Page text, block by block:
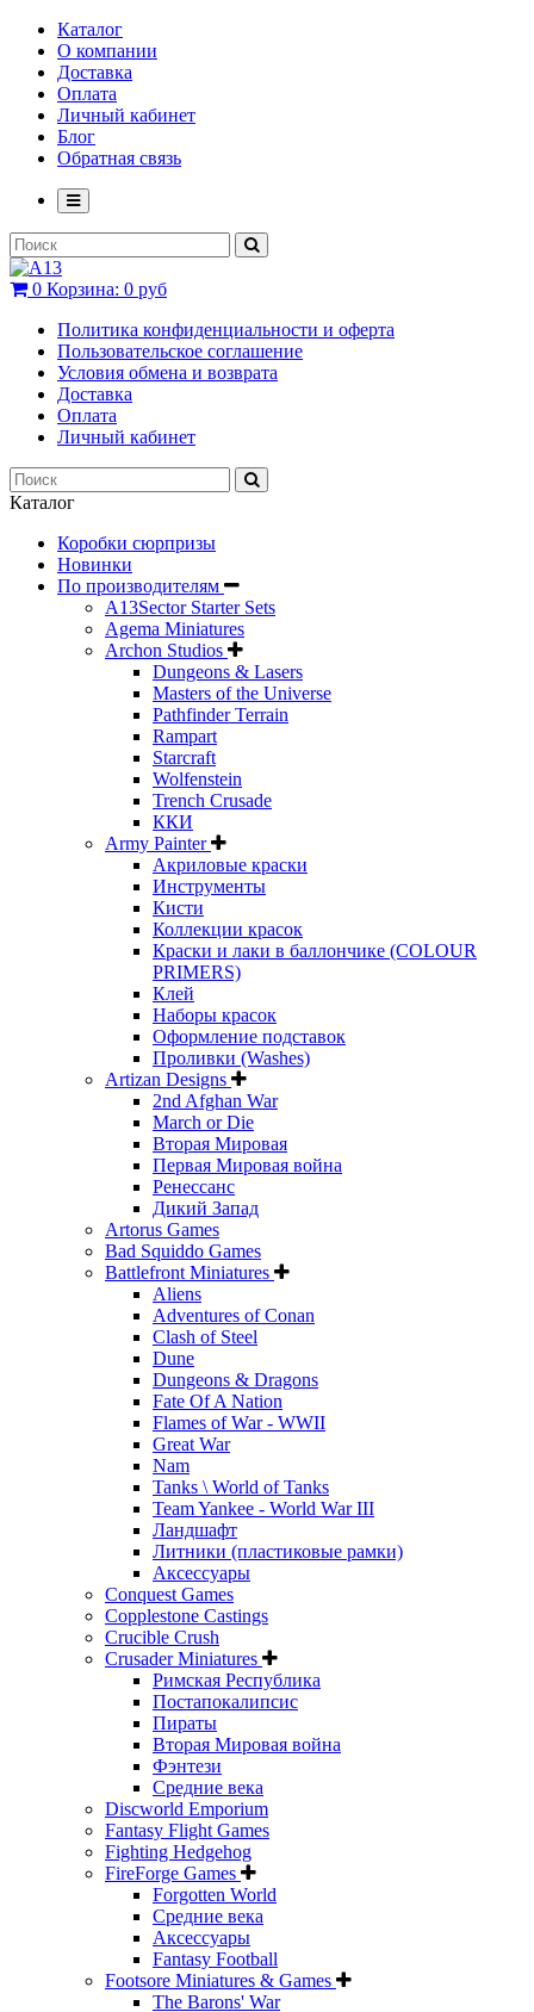
Каталог
О компании
Доставка
Оплата
Личный кабинет
Блог
Обратная связь
0 Корзина: 0 руб
Политика конфиденциальности и оферта
Пользовательское соглашение
Условия обмена и возврата
Доставка
Оплата
Личный кабинет
Каталог
Коробки сюрпризы
Новинки
По производителям
A13Sector Starter Sets
Agema Miniatures
Archon Studios
Dungeons & Lasers
Masters of the Universe
Pathfinder Terrain
Rampart
Starcraft
Wolfenstein
Trench Crusade
ККИ
Army Painter
Акриловые краски
Инструменты
Кисти
Коллекции красок
Краски и лаки в баллончике (COLOUR
PRIMERS)
Клей
Наборы красок
Оформление подставок
Проливки (Washes)
Artizan Designs
2nd Afghan War
March or Die
Вторая Мировая
Первая Мировая война
Ренессанс
Дикий Запад
Artorus Games
Bad Squiddo Games
Battlefront Miniatures
Aliens
Adventures of Conan
Clash of Steel
Dune
Dungeons & Dragons
Fate Of A Nation
Flames of War - WWII
Great War
Nam
Tanks \ World of Tanks
Team Yankee - World War III
Ландшафт
Литники (пластиковые рамки)
Аксессуары
Conquest Games
Copplestone Castings
Crucible Crush
Crusader Miniatures
Римская Республика
Постапокалипсис
Пираты
Вторая Мировая война
Фэнтези
Средние века
Discworld Emporium
Fantasy Flight Games
Fighting Hedgehog
FireForge Games
Forgotten World
Средние века
Аксессуары
Fantasy Football
Footsore Miniatures & Games
The Barons' War